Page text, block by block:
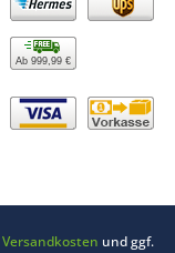
Ab 999,99 €
Versandkosten und ggf.